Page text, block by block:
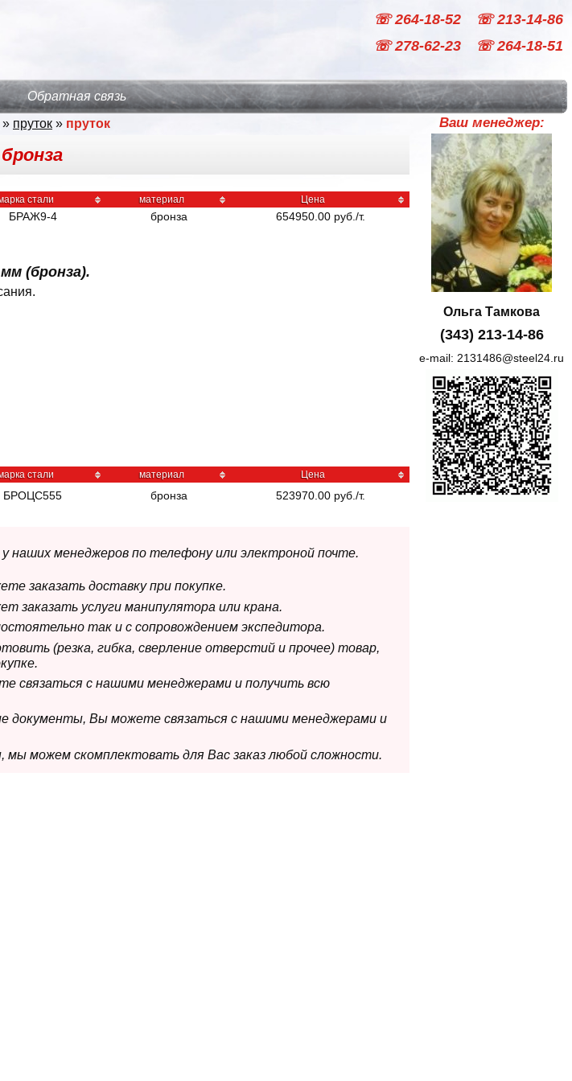
☏ 264-18-52
☏ 213-14-86
☏ 278-62-23
☏ 264-18-51
Обратная связь
» пруток » пруток
стали материал Цена
БРАЖ9-4 бронза 654950.00 руб./т.
(бронза).
стали материал Цена
БРОЦС555 бронза 523970.00 руб./т.
наших менеджеров по телефону или электроной почте.
заказать доставку при покупке.
заказать услуги манипулятора или крана.
так и с сопровождением экспедитора.
(резка, гибка, сверление отверстий и прочее) товар,
связаться с нашими менеджерами и получить всю
документы, Вы можете связаться с нашими менеджерами и
мы можем скомплектовать для Вас заказ любой сложности.
Ваш менеджер:
Ольга Тамкова
(343) 213-14-86
e-mail: 2131486@steel24.ru